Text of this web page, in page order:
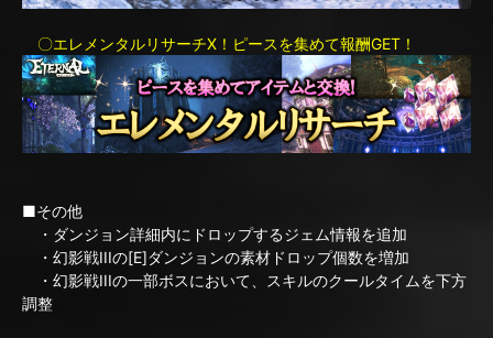
〇エレメンタルリサーチX！ピースを集めて報酬GET！
■その他
・ダンジョン詳細内にドロップするジェム情報を追加
・幻影戦IIIの[E]ダンジョンの素材ドロップ個数を増加
・幻影戦IIIの一部ボスにおいて、スキルのクールタイムを下方
調整